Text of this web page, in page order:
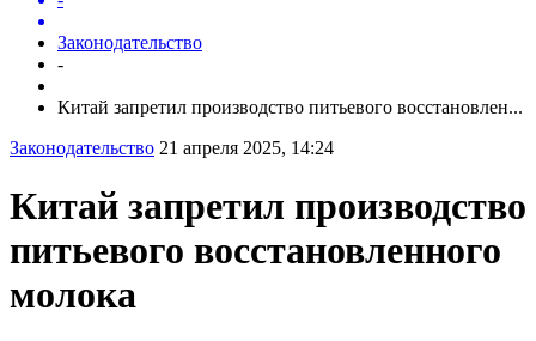
Законодательство
-
Китай запретил производство питьевого восстановлен...
Законодательство 21 апреля 2025, 14:24
Китай запретил производство
питьевого восстановленного
молока